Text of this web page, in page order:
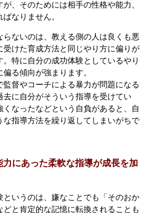
、そのためには相手の性格や能力、
なりません。
らないのは、教える側の人は良くも悪
受けた育成方法と同じやり方に偏りが
。特に自分の成功体験としているやり
る傾向が強まります。
監督やコーチによる暴力が問題になる
去に自分がそういう指導を受けてい
くなったなどという自負があると、自
な指導方法を繰り返してしまいがちで
にあった柔軟な指導が成長を加
というのは、嫌なことでも「そのおか
どと肯定的な記憶に転換されることも